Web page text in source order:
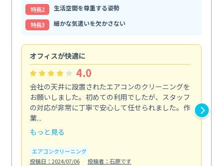
特⻑2
生活空間を尊重する姿勢
特⻑3
細かな気遣いを欠かさない
オフィスが快適に
4.0
会社の天井に設置されたエアコンのクリーニングを
お願いしました。初めての利用でしたが、スタッフ
の対応が非常に丁寧で安心して任せられました。作
業...
もっと見る
エアコンクリーニング
投稿日：2024/07/06
投稿者：石原です